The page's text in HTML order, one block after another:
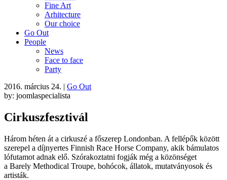
Fine Art
Arhitecture
Our choice
Go Out
People
News
Face to face
Party
2016. március 24. | Go Out
by: joomlaspecialista
Cirkuszfesztivál
Három héten át a cirkuszé a főszerep Londonban. A fellépők között
szerepel a díjnyertes Finnish Race Horse Company, akik bámulatos
lófutamot adnak elő. Szórakoztatni fogják még a közönséget
a Barely Methodical Troupe, bohócok, állatok, mutatványosok és
artisták.